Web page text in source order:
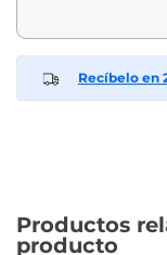
Recíbelo en
Productos
producto